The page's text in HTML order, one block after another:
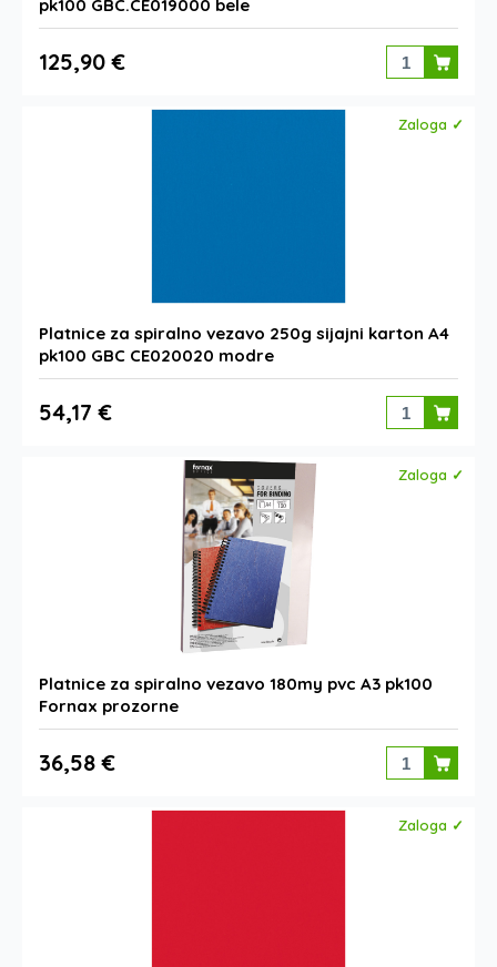
pk100 GBC.CE019000 bele
125,90 €
Zaloga ✓
Platnice za spiralno vezavo 250g sijajni karton A4
pk100 GBC CE020020 modre
54,17 €
Zaloga ✓
Platnice za spiralno vezavo 180my pvc A3 pk100
Fornax prozorne
36,58 €
Zaloga ✓